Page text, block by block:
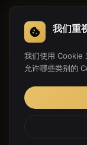
Copyright 2019-
我们重
我们使用 Cookie
允许哪些类别的